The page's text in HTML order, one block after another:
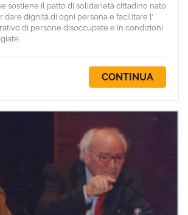
sostiene il patto di solidarietà cittadino nato
dare dignità di ogni persona e facilitare l’
di persone disoccupate e in condizioni
CONTINUA